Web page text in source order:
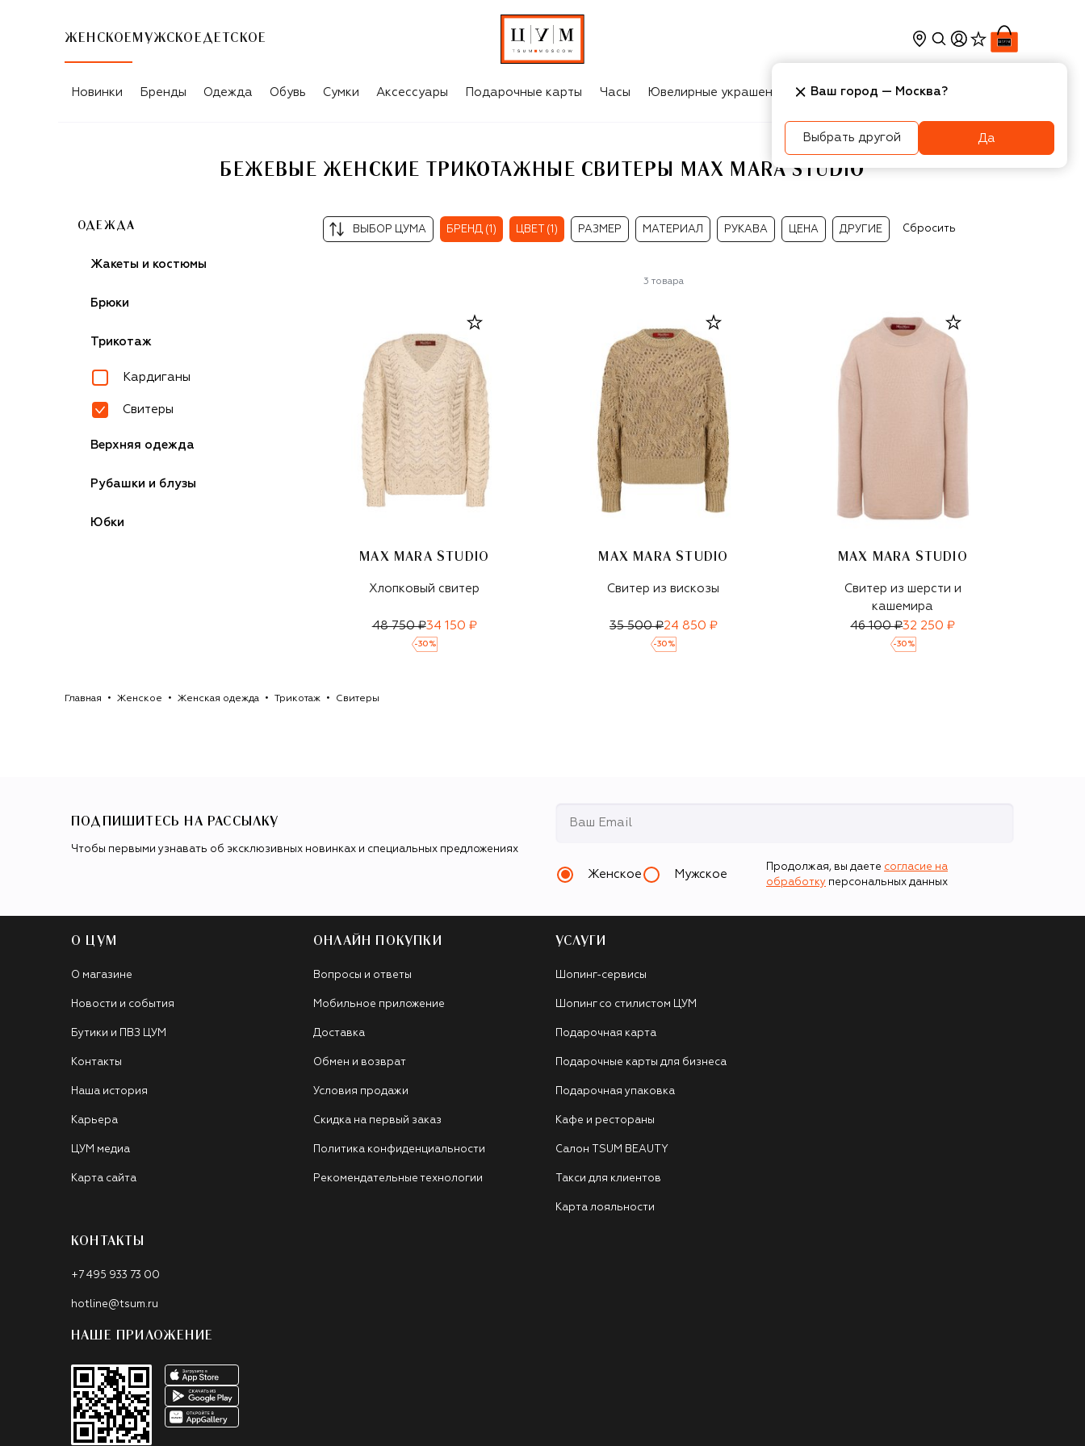
ЖЕНСКОЕ МУЖСКОЕ ДЕТСКОЕ
БЕЖЕВЫЕ ЖЕНСКИЕ ТРИКОТАЖНЫЕ СВИТЕРЫ MAX MARA STUDIO
Новинки Бренды Одежда Обувь Сумки Аксессуары Подарочные карты Часы Ювелирные украшения Косметика Интерьер
БЕЖЕВЫЕ ЖЕНСКИЕ ТРИКОТАЖНЫЕ СВИТЕРЫ MAX MARA STUDIO
ОДЕЖДА
Жакеты и костюмы
Брюки
Трикотаж
Кардиганы
Свитеры
Верхняя одежда
Рубашки и блузы
Юбки
ВЫБОР ЦУМА БРЕНД (1) ЦВЕТ (1) РАЗМЕР МАТЕРИАЛ РУКАВА ЦЕНА ДРУГИЕ Сбросить
3 товара
MAX MARA STUDIO
Хлопковый свитер
48 750 ₽34 150 ₽
-30 %
MAX MARA STUDIO
Свитер из вискозы
35 500 ₽24 850 ₽
-30 %
MAX MARA STUDIO
Свитер из шерсти и
кашемира
46 100 ₽32 250 ₽
-30 %
Главная Женское Женская одежда Трикотаж Свитеры
ПОДПИШИТЕСЬ НА РАССЫЛКУ
Чтобы первыми узнавать об эксклюзивных новинках и специальных предложениях
Женское Мужское
Продолжая, вы даете согласие на
обработку персональных данных
О ЦУМ
О магазине
Новости и события
Бутики и ПВЗ ЦУМ
Контакты
Наша история
Карьера
ЦУМ медиа
Карта сайта
ОНЛАЙН ПОКУПКИ
Вопросы и ответы
Мобильное приложение
Доставка
Обмен и возврат
Условия продажи
Скидка на первый заказ
Политика конфиденциальности
Рекомендательные технологии
УСЛУГИ
Шопинг-сервисы
Шопинг со стилистом ЦУМ
Подарочная карта
Подарочные карты для бизнеса
Подарочная упаковка
Кафе и рестораны
Салон TSUM BEAUTY
Такси для клиентов
Карта лояльности
КОНТАКТЫ
+7 495 933 73 00
hotline@tsum.ru
НАШЕ ПРИЛОЖЕНИЕ
Ваш город — Москва?
Выбрать другой Да